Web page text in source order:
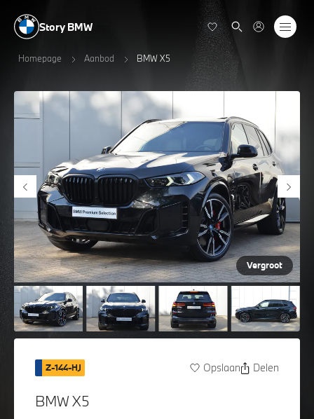
Story BMW
Homepage Aanbod BMW X5
Vergroot
Z-144-HJ Opslaan Delen
BMW X5